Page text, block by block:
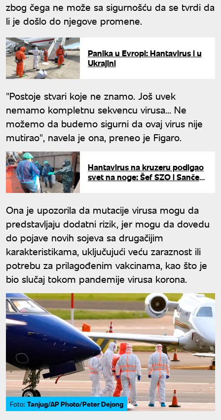
zbog čega ne može sa sigurnošću da se tvrdi da
li je došlo do njegove promene.
Panika u Evropi: Hantavirus i u
Ukrajini
"Postoje stvari koje ne znamo. Još uvek
nemamo kompletnu sekvencu virusa... Ne
možemo da budemo sigurni da ovaj virus nije
mutirao", navela je ona, preneo je Figaro.
Hantavirus na kruzeru podigao
svet na noge: Šef SZO i Sančez
Ona je upozorila da mutacije virusa mogu da
predstavljaju dodatni rizik, jer mogu da dovedu
do pojave novih sojeva sa drugačijim
karakteristikama, uključujući veću zaraznost ili
potrebu za prilagođenim vakcinama, kao što je
bio slučaj tokom pandemije virusa korona.
Foto: Tanjug/AP Photo/Peter Dejong